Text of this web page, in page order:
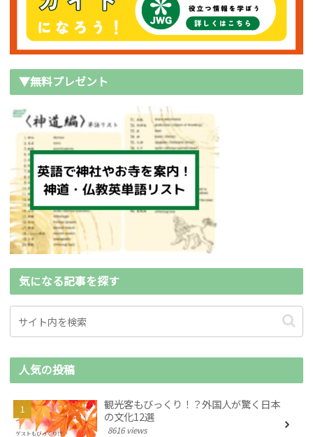
▼無料プレゼント
気になる記事を探す
人気の投稿
観光客もびっくり！？外国人が驚く日本
の文化12選
8616 views